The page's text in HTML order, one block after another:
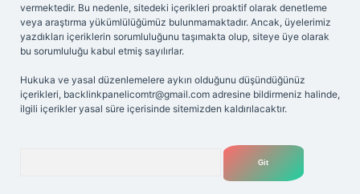
vermektedir. Bu nedenle, sitedeki içerikleri proaktif olarak denetleme
veya araştırma yükümlülüğümüz bulunmamaktadır. Ancak, üyelerimiz
yazdıkları içeriklerin sorumluluğunu taşımakta olup, siteye üye olarak
bu sorumluluğu kabul etmiş sayılırlar.
Hukuka ve yasal düzenlemelere aykırı olduğunu düşündüğünüz
içerikleri, backlinkpanelicomtr@gmail.com adresine bildirmeniz halinde,
ilgili içerikler yasal süre içerisinde sitemizden kaldırılacaktır.